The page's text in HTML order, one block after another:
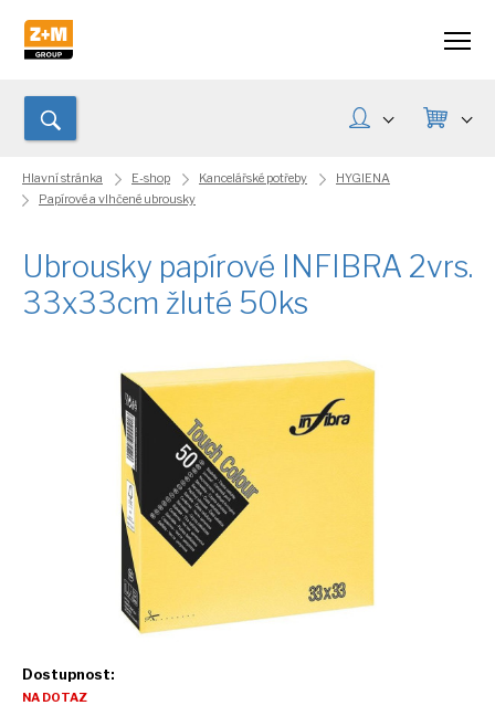
Hlavní stránka E-shop Kancelářské potřeby
HYGIENA
Papírové a vlhčené ubrousky
Ubrousky papírové INFIBRA 2vrs.
33x33cm žluté 50ks
Dostupnost:
NA DOTAZ